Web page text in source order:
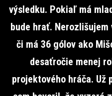
výsledku. Pokiaľ má
bude hrať.
či má 36 gólov ako
desaťročie menej
projektového hráča. Už